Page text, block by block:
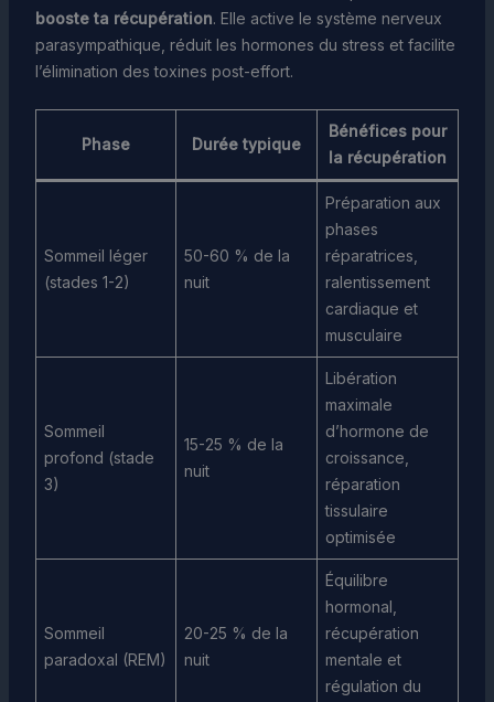
booste ta récupération. Elle active le système nerveux
parasympathique, réduit les hormones du stress et facilite
l’élimination des toxines post-effort.
Phase Durée typique
Bénéfices pour
la récupération
Sommeil léger
(stades 1-2)
50-60 % de la
nuit
Préparation aux
phases
réparatrices,
ralentissement
cardiaque et
musculaire
Sommeil
profond (stade
3)
15-25 % de la
nuit
Libération
maximale
d’hormone de
croissance,
réparation
tissulaire
optimisée
Sommeil
paradoxal (REM)
20-25 % de la
nuit
Équilibre
hormonal,
récupération
mentale et
régulation du